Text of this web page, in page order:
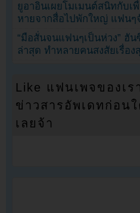
ยูอาอินเผยโมเมนต์สนิทกับเ
หายจากสื่อไปพักใหญ่ แฟนๆ
“มือสั่นจนแฟนๆเป็นห่วง” ฮัน
ล่าสุด ทำหลายคนสงสัยเรื่อง
Like แฟนเพจของเร
ข่าวสารอัพเดทก่อน
เลยจ้า